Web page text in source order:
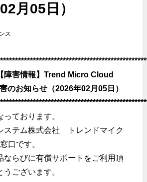
月05日）
ス
害情報】Trend Micro Cloud
のお知らせ（2026年02月05日）
ております。
ステム株式会社 トレンドマイク
口です。
ならびに有償サポートをご利用頂
ございます。